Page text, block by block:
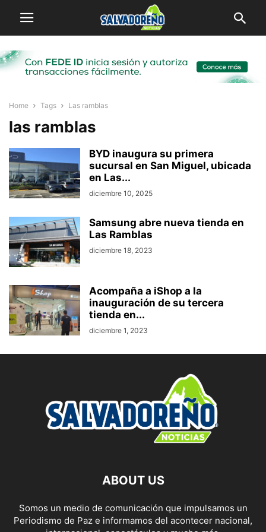
Home Tags Las ramblas
las ramblas
BYD inaugura su primera
sucursal en San Miguel, ubicada
en Las...
diciembre 10, 2025
Samsung abre nueva tienda en
Las Ramblas
diciembre 18, 2023
Acompaña a iShop a la
inauguración de su tercera
tienda en...
diciembre 1, 2023
ABOUT US
Somos un medio de comunicación que impulsamos un
Periodismo de Paz e informamos del acontecer nacional,